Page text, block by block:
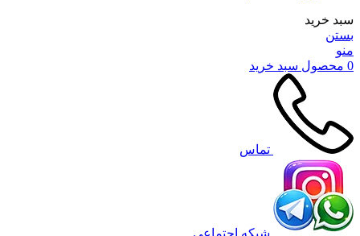
سبد خرید
بستن
منو
0 محصول سبد خرید
تماس